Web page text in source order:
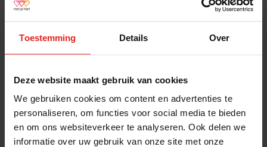
Toestemming Details Over
Deze website maakt gebruik van cookies
We gebruiken cookies om content en advertenties te
personaliseren, om functies voor social media te bieden
en om ons websiteverkeer te analyseren. Ook delen we
informatie over uw gebruik van onze site met onze
eenzaam voelen weer genieten en inspireert
winnaar van het Appeltje van Oranje.
Actuele vacatures
Pers en media
Jaarverslag 2025
Contact
Klachtenprocedure
Privacyverklaring
Opzeggen